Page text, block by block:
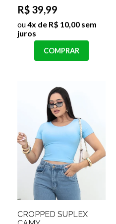
R$ 39,99
ou4x de R$ 10,00 sem
juros
COMPRAR
CROPPED SUPLEX